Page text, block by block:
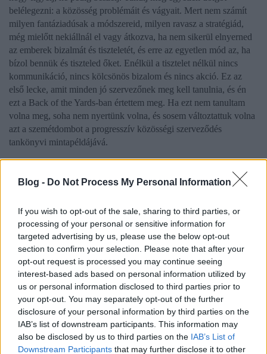
Blog - Do Not Process My Personal Information
If you wish to opt-out of the sale, sharing to third parties, or
processing of your personal or sensitive information for
targeted advertising by us, please use the below opt-out
section to confirm your selection. Please note that after your
opt-out request is processed you may continue seeing
interest-based ads based on personal information utilized by
us or personal information disclosed to third parties prior to
your opt-out. You may separately opt-out of the further
disclosure of your personal information by third parties on the
IAB’s list of downstream participants. This information may
also be disclosed by us to third parties on the IAB’s List of
Downstream Participants that may further disclose it to other
belélegezni: a közösség problémáit és vágyait. Mert nem számít
milyen fantáziadúsak a módszereid, milyen ravasz a stratégiád,
még mielőtt nekiállnál el vagy átkozva, ha nem sikerül elnyerned
az emberek bizalmát és tiszteletét, és erre az egyetlen mód az, ha
bízol bennük és tiszteled őket. Enélkül a tisztelet nélkül nincs
kommunikáció, nincs kölcsönös bizalom és nincs akció. Ez az
első lecke, amit minden jó szervezőnek meg kell tanulnia, és én
ezt a Back of the Yards-ban értettem meg. Ha ezt nem tanultam
volna meg, soha nem nyertünk volna, és sosem változtattuk volna
azt a szemétdombot a progresszív közösségi szerveződés
tankönyvi mintapéldájává.
Folyt. köv
A sorozat többi része:
Mindennapi Alinsky-nk X. - A középosztály boríthatja